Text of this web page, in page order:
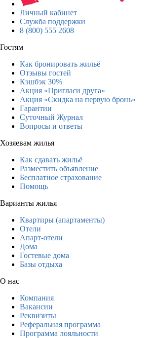
Личный кабинет
Служба поддержки
8 (800) 555 2608
Гостям
Как бронировать жильё
Отзывы гостей
Кэшбэк 30%
Акция «Пригласи друга»
Акция «Скидка на первую бронь»
Гарантии
Суточный Журнал
Вопросы и ответы
Хозяевам жилья
Как сдавать жильё
Разместить объявление
Бесплатное страхование
Помощь
Варианты жилья
Квартиры (апартаменты)
Отели
Апарт-отели
Дома
Гостевые дома
Базы отдыха
О нас
Компания
Вакансии
Реквизиты
Реферальная программа
Программа лояльности